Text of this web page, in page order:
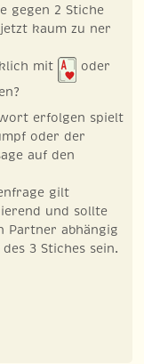
gegen 2 Stiche
kaum zu ner
mit
oder
erfolgen spielt
oder der
auf den
gilt
und sollte
Partner abhängig
3 Stiches sein.